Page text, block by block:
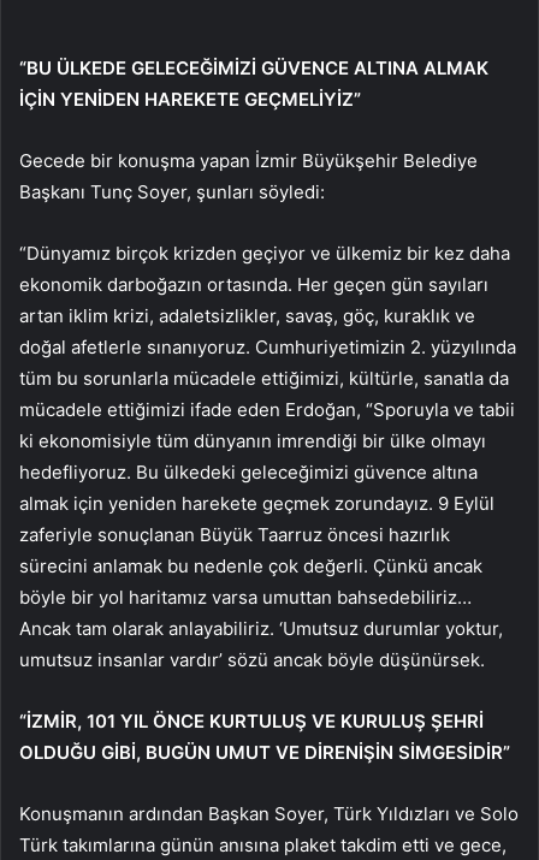
“BU ÜLKEDE GELECEĞİMİZİ GÜVENCE ALTINA ALMAK
İÇİN YENİDEN HAREKETE GEÇMELİYİZ”
Gecede bir konuşma yapan İzmir Büyükşehir Belediye
Başkanı Tunç Soyer, şunları söyledi:
“Dünyamız birçok krizden geçiyor ve ülkemiz bir kez daha
ekonomik darboğazın ortasında. Her geçen gün sayıları
artan iklim krizi, adaletsizlikler, savaş, göç, kuraklık ve
doğal afetlerle sınanıyoruz. Cumhuriyetimizin 2. yüzyılında
tüm bu sorunlarla mücadele ettiğimizi, kültürle, sanatla da
mücadele ettiğimizi ifade eden Erdoğan, “Sporuyla ve tabii
ki ekonomisiyle tüm dünyanın imrendiği bir ülke olmayı
hedefliyoruz. Bu ülkedeki geleceğimizi güvence altına
almak için yeniden harekete geçmek zorundayız. 9 Eylül
zaferiyle sonuçlanan Büyük Taarruz öncesi hazırlık
sürecini anlamak bu nedenle çok değerli. Çünkü ancak
böyle bir yol haritamız varsa umuttan bahsedebiliriz…
Ancak tam olarak anlayabiliriz. ‘Umutsuz durumlar yoktur,
umutsuz insanlar vardır’ sözü ancak böyle düşünürsek.
“İZMİR, 101 YIL ÖNCE KURTULUŞ VE KURULUŞ ŞEHRİ
OLDUĞU GİBİ, BUGÜN UMUT VE DİRENİŞİN SİMGESİDİR”
Konuşmanın ardından Başkan Soyer, Türk Yıldızları ve Solo
Türk takımlarına günün anısına plaket takdim etti ve gece,